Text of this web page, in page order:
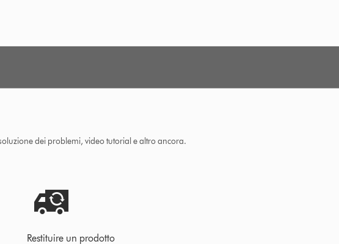
dei problemi, video tutorial e altro ancora.
Restituire un prodotto